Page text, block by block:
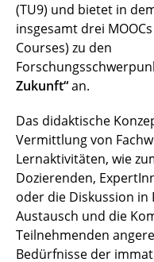
(TU9) und bietet in
insgesamt drei
Courses) zu den
Zukunft“an.
Das didaktische
Vermittlung von
Lernaktivitäten, wie
Dozierenden,
oder die Diskussion
Austausch und die
Teilnehmenden
Bedürfnisse der